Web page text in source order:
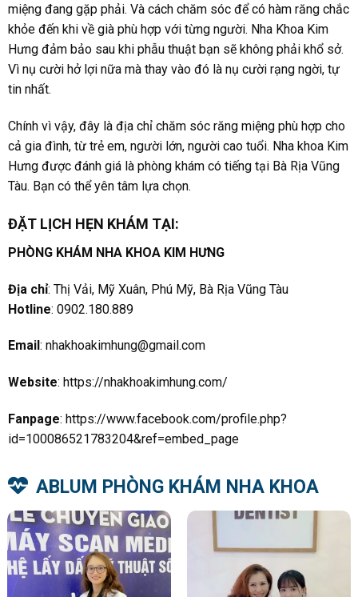
miệng đang gặp phải. Và cách chăm sóc để có hàm răng chắc
khỏe đến khi về già phù hợp với từng người. Nha Khoa Kim
Hưng đảm bảo sau khi phẫu thuật bạn sẽ không phải khổ sở.
Vì nụ cười hở lợi nữa mà thay vào đó là nụ cười rạng ngời, tự
tin nhất.
Chính vì vậy, đây là địa chỉ chăm sóc răng miệng phù hợp cho
cả gia đình, từ trẻ em, người lớn, người cao tuổi. Nha khoa Kim
Hưng được đánh giá là phòng khám có tiếng tại Bà Rịa Vũng
Tàu. Bạn có thể yên tâm lựa chọn.
ĐẶT LỊCH HẸN KHÁM TẠI:
PHÒNG KHÁM NHA KHOA KIM HƯNG
Địa chỉ: Thị Vải, Mỹ Xuân, Phú Mỹ, Bà Rịa Vũng Tàu
Hotline: 0902.180.889
Email : nhakhoakimhung@gmail.com
Website: https://nhakhoakimhung.com/
Fanpage: https://www.facebook.com/profile.php?
id=100086521783204&ref=embed_page
ABLUM PHÒNG KHÁM NHA KHOA